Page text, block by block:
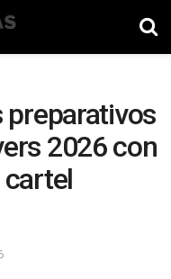
preparativos
2026 con